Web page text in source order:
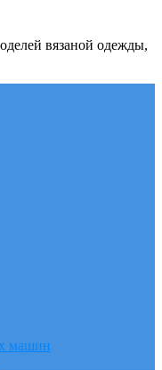
вязаной одежды,
машин